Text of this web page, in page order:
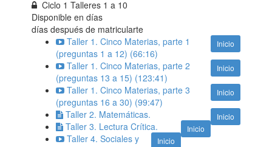
Ciclo 1 Talleres 1 a 10
Disponible endías
días después de matricularte
Inicio
Taller 1. Cinco Materias, parte 1
(preguntas 1 a 12) (66:16)
Inicio
Taller 1. Cinco Materias, parte 2
(preguntas 13 a 15) (123:41)
Inicio
Taller 1. Cinco Materias, parte 3
(preguntas 16 a 30) (99:47)
Inicio
Taller 2. Matemáticas.
Inicio
Taller 3. Lectura Crítica.
Inicio
Taller 4. Sociales y